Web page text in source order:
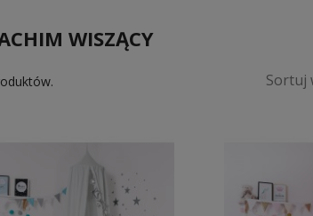
WISZĄCY
Sortuj